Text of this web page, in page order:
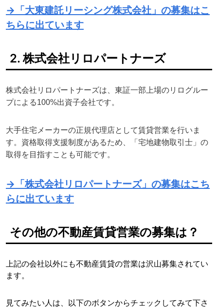
→「大東建託リーシング株式会社」の募集はこ
ちらに出ています
2. 株式会社リロパートナーズ
株式会社リロパートナーズは、東証一部上場のリログルー
プによる100%出資子会社です。
大手住宅メーカーの正規代理店として賃貸営業を行いま
す。資格取得支援制度があるため、「宅地建物取引士」の
取得を目指すことも可能です。
→「株式会社リロパートナーズ」の募集はこち
らに出ています
その他の不動産賃貸営業の募集は？
上記の会社以外にも不動産賃貸の営業は沢山募集されてい
ます。
見てみたい人は、以下のボタンからチェックしてみて下さ